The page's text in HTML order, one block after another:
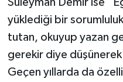
Süleyman Demir ise
yüklediği bir
tutan, okuyup yazan
gerekir diye
Geçen yıllarda da